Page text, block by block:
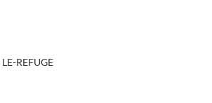
LE-REFUGE